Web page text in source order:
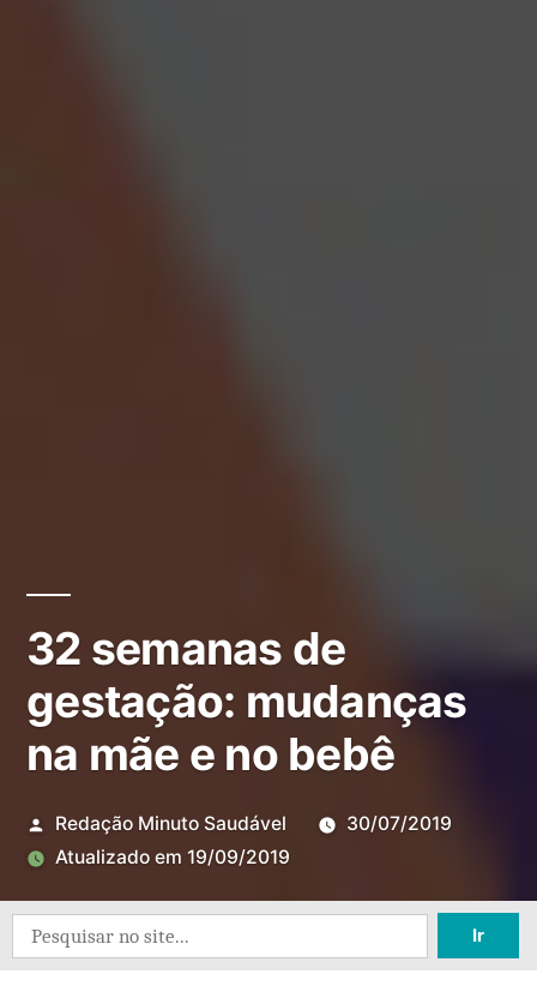
32 semanas de
gestação: mudanças
na mãe e no bebê
Redação Minuto Saudável
30/07/2019
Atualizado em 19/09/2019
Deixe
Search
for: